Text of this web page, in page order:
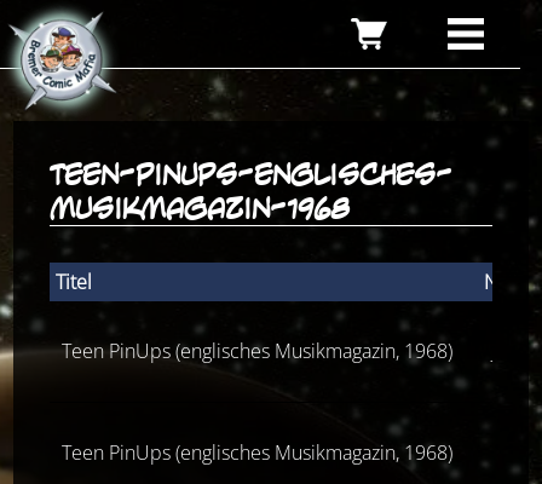
teen-pinups-englisches-
musikmagazin-1968
Titel
Teen PinUps (englisches Musikmagazin, 1968)
Teen PinUps (englisches Musikmagazin, 1968)